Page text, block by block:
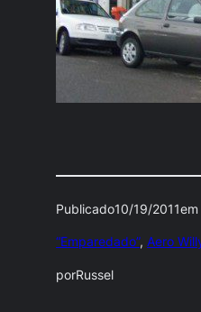
Publicado10/19/2011em
“Emparedado”, Aero
porRussel